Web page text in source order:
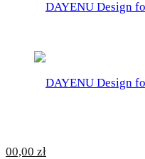
DAYENU
00,00 zł